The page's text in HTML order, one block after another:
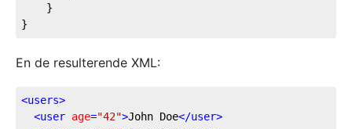
    }
}
En de resulterende XML:
<users>
<user age="42">John Doe</user>